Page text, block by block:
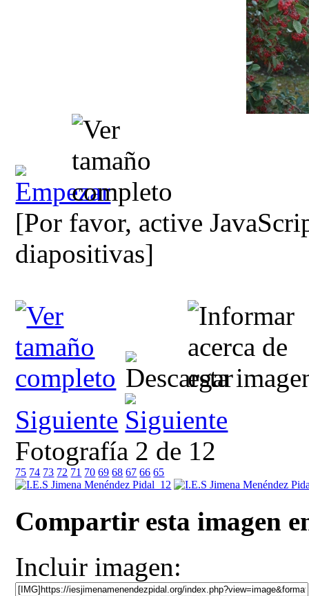
[Por favor, active
diapositivas]
Siguiente
Fotografía 2 de 12
75 74 73 72 71 70 69 68 67 66 65
Compartir esta imagen
Incluir imagen: